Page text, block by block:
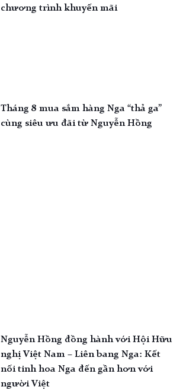
chương trình khuyến mãi
Tháng 8 mua sắm hàng Nga “thả ga”
cùng siêu ưu đãi từ Nguyễn Hồng
Nguyễn Hồng đồng hành với Hội Hữu
nghị Việt Nam – Liên bang Nga: Kết
nối tinh hoa Nga đến gần hơn với
người Việt